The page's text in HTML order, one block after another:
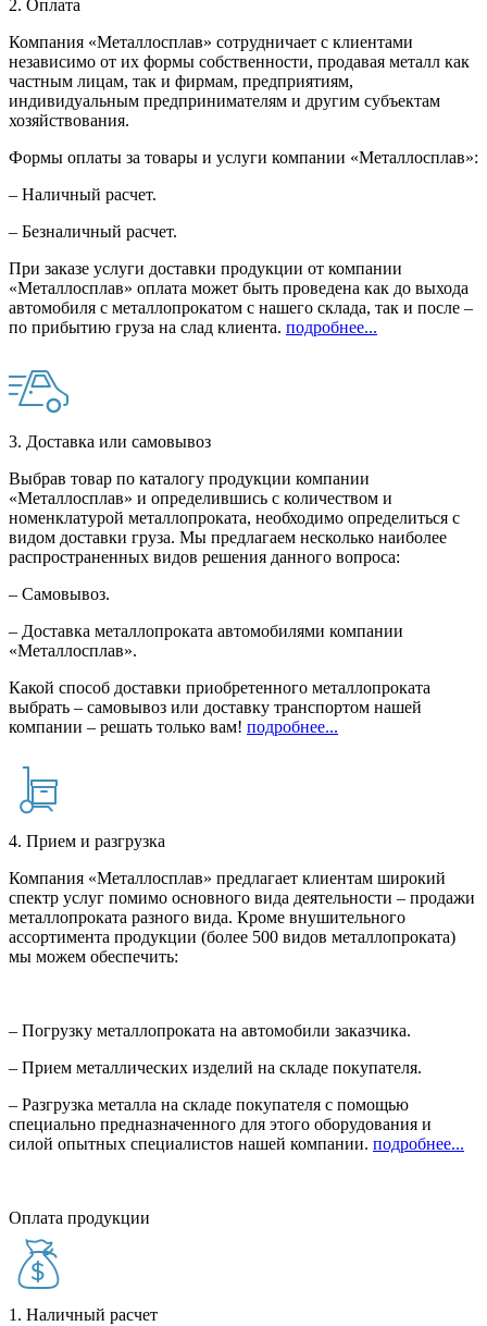
2. Оплата
Компания «Металлосплав» сотрудничает с клиентами
независимо от их формы собственности, продавая металл как
частным лицам, так и фирмам, предприятиям,
индивидуальным предпринимателям и другим субъектам
хозяйствования.
Формы оплаты за товары и услуги компании «Металлосплав»:
– Наличный расчет.
– Безналичный расчет.
При заказе услуги доставки продукции от компании
«Металлосплав» оплата может быть проведена как до выхода
автомобиля с металлопрокатом с нашего склада, так и после –
по прибытию груза на слад клиента. подробнее...
3. Доставка или самовывоз
Выбрав товар по каталогу продукции компании
«Металлосплав» и определившись с количеством и
номенклатурой металлопроката, необходимо определиться с
видом доставки груза. Мы предлагаем несколько наиболее
распространенных видов решения данного вопроса:
– Самовывоз.
– Доставка металлопроката автомобилями компании
«Металлосплав».
Какой способ доставки приобретенного металлопроката
выбрать – самовывоз или доставку транспортом нашей
компании – решать только вам! подробнее...
4. Прием и разгрузка
Компания «Металлосплав» предлагает клиентам широкий
спектр услуг помимо основного вида деятельности – продажи
металлопроката разного вида. Кроме внушительного
ассортимента продукции (более 500 видов металлопроката)
мы можем обеспечить:
– Погрузку металлопроката на автомобили заказчика.
– Прием металлических изделий на складе покупателя.
– Разгрузка металла на складе покупателя с помощью
специально предназначенного для этого оборудования и
силой опытных специалистов нашей компании. подробнее...
Оплата продукции
1. Наличный расчет